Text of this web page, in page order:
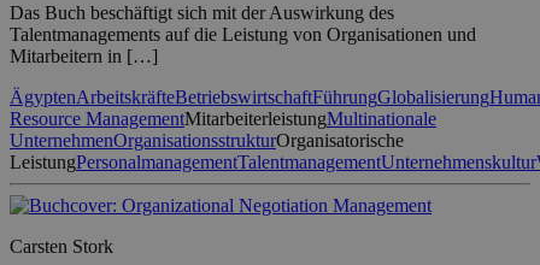
Das Buch beschäftigt sich mit der Auswirkung des
Talentmanagements auf die Leistung von Organisationen und
Mitarbeitern in […]
ÄgyptenArbeitskräfteBetriebswirtschaftFührungGlobalisierung
Resource ManagementMitarbeiterleistungMultinationale
UnternehmenOrganisationsstrukturOrganisatorische
LeistungPersonalmanagementTalentmanagementUnternehmenskultur
Carsten Stork